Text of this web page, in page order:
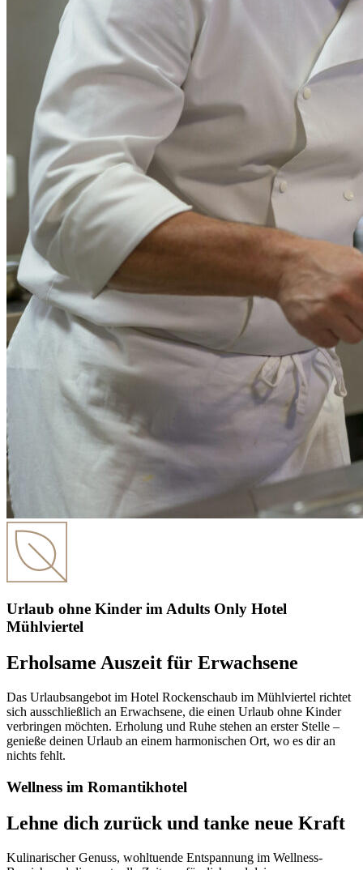
Urlaub ohne Kinder im Adults Only Hotel
Mühlviertel
Erholsame Auszeit für Erwachsene
Das Urlaubsangebot im Hotel Rockenschaub im Mühlviertel richtet
sich ausschließlich an Erwachsene, die einen Urlaub ohne Kinder
verbringen möchten. Erholung und Ruhe stehen an erster Stelle –
genieße deinen Urlaub an einem harmonischen Ort, wo es dir an
nichts fehlt.
Wellness im Romantikhotel
Lehne dich zurück und tanke neue Kraft
Kulinarischer Genuss, wohltuende Entspannung im Wellness-